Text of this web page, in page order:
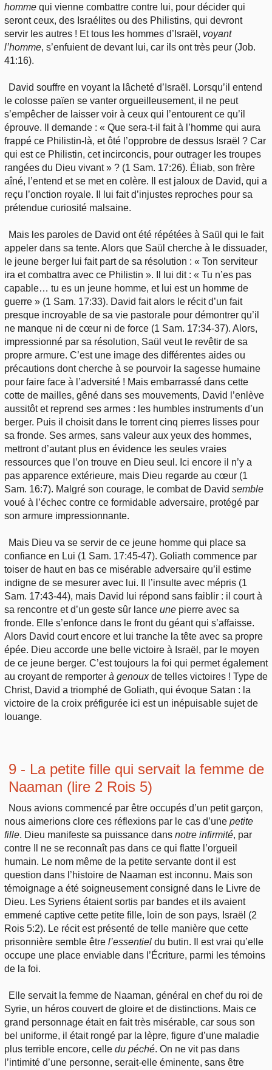
homme qui vienne combattre contre lui, pour décider qui
seront ceux, des Israélites ou des Philistins, qui devront
servir les autres ! Et tous les hommes d’Israël, voyant
l’homme, s’enfuient de devant lui, car ils ont très peur (Job.
41:16).
David souffre en voyant la lâcheté d’Israël. Lorsqu’il entend
le colosse païen se vanter orgueilleusement, il ne peut
s’empêcher de laisser voir à ceux qui l’entourent ce qu’il
éprouve. Il demande : « Que sera-t-il fait à l’homme qui aura
frappé ce Philistin-là, et ôté l’opprobre de dessus Israël ? Car
qui est ce Philistin, cet incirconcis, pour outrager les troupes
rangées du Dieu vivant » ? (1 Sam. 17:26). Éliab, son frère
aîné, l’entend et se met en colère. Il est jaloux de David, qui a
reçu l’onction royale. Il lui fait d’injustes reproches pour sa
prétendue curiosité malsaine.
Mais les paroles de David ont été répétées à Saül qui le fait
appeler dans sa tente. Alors que Saül cherche à le dissuader,
le jeune berger lui fait part de sa résolution : « Ton serviteur
ira et combattra avec ce Philistin ». Il lui dit : « Tu n’es pas
capable… tu es un jeune homme, et lui est un homme de
guerre » (1 Sam. 17:33). David fait alors le récit d’un fait
presque incroyable de sa vie pastorale pour démontrer qu’il
ne manque ni de cœur ni de force (1 Sam. 17:34-37). Alors,
impressionné par sa résolution, Saül veut le revêtir de sa
propre armure. C’est une image des différentes aides ou
précautions dont cherche à se pourvoir la sagesse humaine
pour faire face à l’adversité ! Mais embarrassé dans cette
cotte de mailles, gêné dans ses mouvements, David l’enlève
aussitôt et reprend ses armes : les humbles instruments d’un
berger. Puis il choisit dans le torrent cinq pierres lisses pour
sa fronde. Ses armes, sans valeur aux yeux des hommes,
mettront d’autant plus en évidence les seules vraies
ressources que l’on trouve en Dieu seul. Ici encore il n’y a
pas apparence extérieure, mais Dieu regarde au cœur (1
Sam. 16:7). Malgré son courage, le combat de David semble
voué à l’échec contre ce formidable adversaire, protégé par
son armure impressionnante.
Mais Dieu va se servir de ce jeune homme qui place sa
confiance en Lui (1 Sam. 17:45-47). Goliath commence par
toiser de haut en bas ce misérable adversaire qu’il estime
indigne de se mesurer avec lui. Il l’insulte avec mépris (1
Sam. 17:43-44), mais David lui répond sans faiblir : il court à
sa rencontre et d’un geste sûr lance une pierre avec sa
fronde. Elle s’enfonce dans le front du géant qui s’affaisse.
Alors David court encore et lui tranche la tête avec sa propre
épée. Dieu accorde une belle victoire à Israël, par le moyen
de ce jeune berger. C’est toujours la foi qui permet également
au croyant de remporter à genouxde telles victoires ! Type de
Christ, David a triomphé de Goliath, qui évoque Satan : la
victoire de la croix préfigurée ici est un inépuisable sujet de
louange.
9 - La petite fille qui servait la femme de
Naaman (lire 2 Rois 5)
Nous avions commencé par être occupés d’un petit garçon,
nous aimerions clore ces réflexions par le cas d’une petite
fille. Dieu manifeste sa puissance dans notre infirmité, par
contre Il ne se reconnaît pas dans ce qui flatte l’orgueil
humain. Le nom même de la petite servante dont il est
question dans l’histoire de Naaman est inconnu. Mais son
témoignage a été soigneusement consigné dans le Livre de
Dieu. Les Syriens étaient sortis par bandes et ils avaient
emmené captive cette petite fille, loin de son pays, Israël (2
Rois 5:2). Le récit est présenté de telle manière que cette
prisonnière semble être l’essentiel du butin. Il est vrai qu’elle
occupe une place enviable dans l’Écriture, parmi les témoins
de la foi.
Elle servait la femme de Naaman, général en chef du roi de
Syrie, un héros couvert de gloire et de distinctions. Mais ce
grand personnage était en fait très misérable, car sous son
bel uniforme, il était rongé par la lèpre, figure d’une maladie
plus terrible encore, celle du péché. On ne vit pas dans
l’intimité d’une personne, serait-elle éminente, sans être